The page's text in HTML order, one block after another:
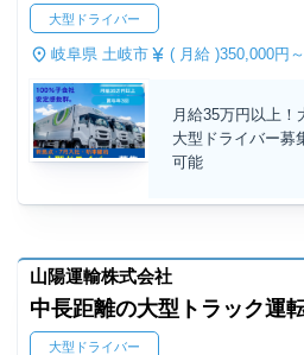
大型ドライバー
岐阜県 土岐市 ( 月給 )350,000円～
月給35万円以上！
大型ドライバー募
可能
山陽運輸株式会社
中長距離の大型トラック運
大型ドライバー